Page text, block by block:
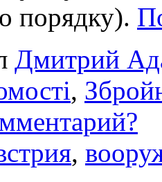
порядку).
Дмитрий
,
,